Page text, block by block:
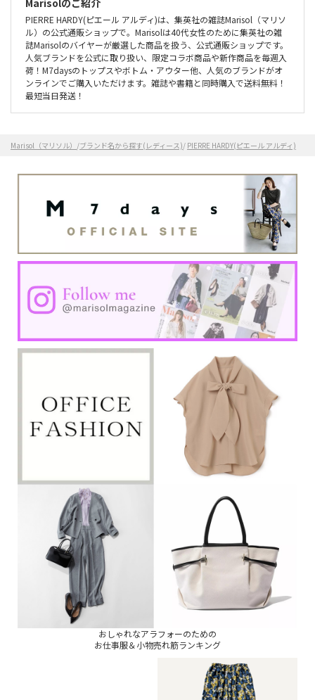
PIERRE HARDY(ピエール アルディ)は、集英社の雑誌Marisol（マリソ
ル）の公式通販ショップで。Marisolは40代女性のために集英社の雑
誌Marisolのバイヤーが厳選した商品を扱う、公式通販ショップです。
人気ブランドを公式に取り扱い、限定コラボ商品や新作商品を毎週入
荷！M7daysのトップスやボトム・アウター他、人気のブランドがオ
ンラインでご購入いただけます。雑誌や書籍と同時購入で送料無料！
最短当日発送！
Marisol（マリソル） /ブランド名から探す(レディース)/ PIERRE HARDY(ピエール アルディ)
おしゃれなアラフォーのための
お仕事服＆小物売れ筋ランキング